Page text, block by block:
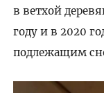
в ветхой
году и в 2020
подлежащим